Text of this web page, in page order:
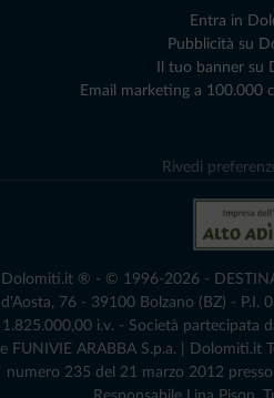
Entra in
Pubblicità su
Il tuo banner su
Email marketing a 100.000
Rivedi
Dolomiti.it ® - © 1996-2026 -
d'Aosta, 76 - 39100 Bolzano (BZ) - P.I.
1.825.000,00 i.v. - Società partecipata
e FUNIVIE ARABBA S.p.a. | Dolomiti.it
numero 235 del 21 marzo 2012